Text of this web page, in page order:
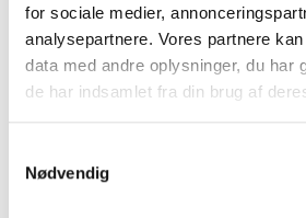
for sociale medier,
analysepartnere. Vores partnere
data med andre oplysninger, du har
de har indsamlet fra din brug af
Nødvendig
broderes foran på tasken, så den er
Super idé til brug i dagplejen,
Denne rygsæk fra SOL’S er vores
lidt mere end blot en “frem og tilbage
vores rygsæk junior 14 liter fra BagBase.